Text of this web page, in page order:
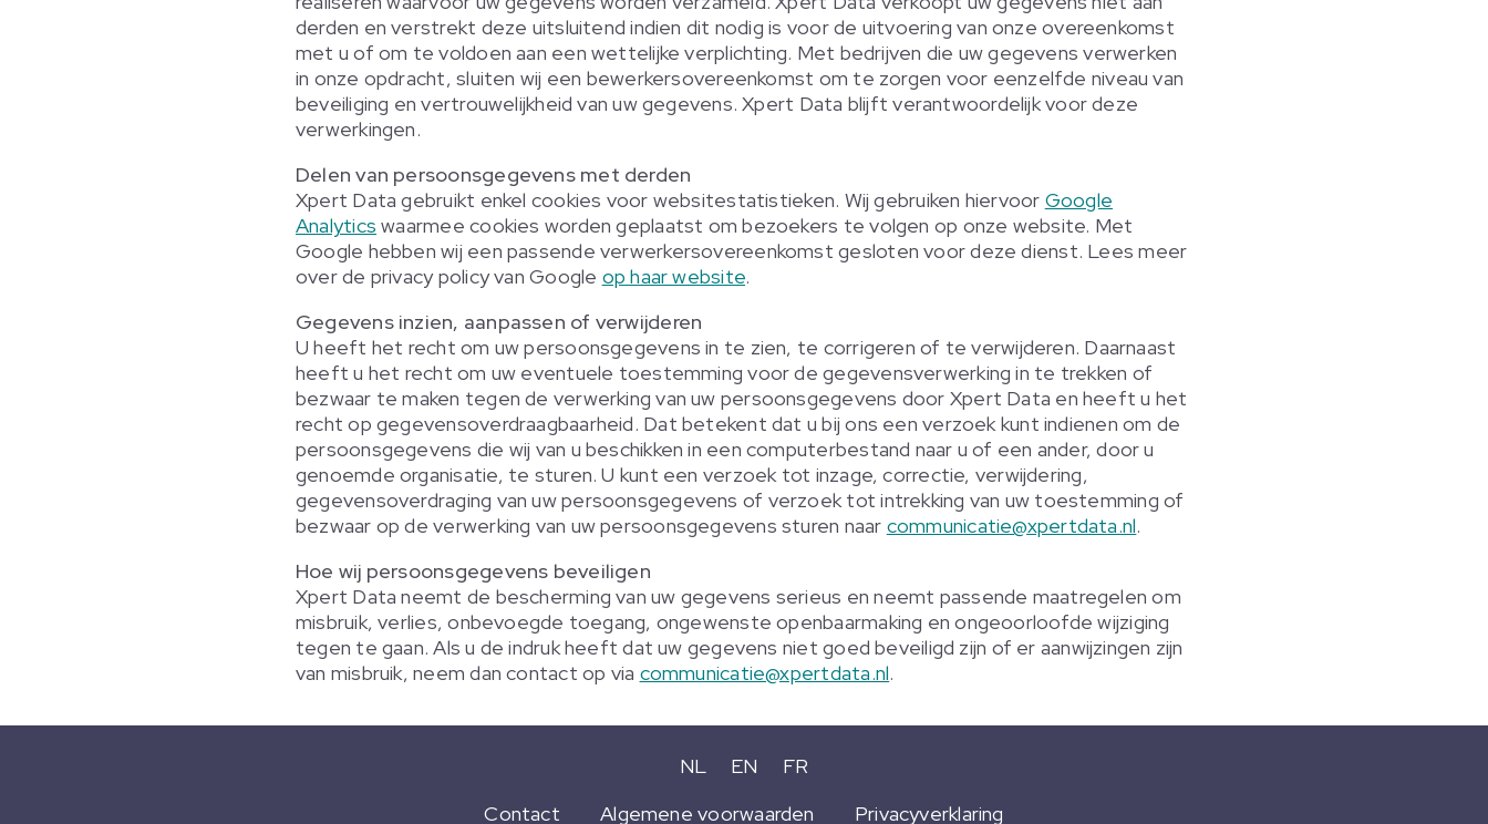
derden en verstrekt deze uitsluitend indien dit nodig is voor de uitvoering van onze overeenkomst
met u of om te voldoen aan een wettelijke verplichting. Met bedrijven die uw gegevens verwerken
in onze opdracht, sluiten wij een bewerkersovereenkomst om te zorgen voor eenzelfde niveau van
beveiliging en vertrouwelijkheid van uw gegevens. Xpert Data blijft verantwoordelijk voor deze
verwerkingen.
Delen van persoonsgegevens met derden
Xpert Data gebruikt enkel cookies voor websitestatistieken. Wij gebruiken hiervoor Google
Analytics waarmee cookies worden geplaatst om bezoekers te volgen op onze website. Met
Google hebben wij een passende verwerkersovereenkomst gesloten voor deze dienst. Lees meer
over de privacy policy van Google op haar website.
Gegevens inzien, aanpassen of verwijderen
U heeft het recht om uw persoonsgegevens in te zien, te corrigeren of te verwijderen. Daarnaast
heeft u het recht om uw eventuele toestemming voor de gegevensverwerking in te trekken of
bezwaar te maken tegen de verwerking van uw persoonsgegevens door Xpert Data en heeft u het
recht op gegevensoverdraagbaarheid. Dat betekent dat u bij ons een verzoek kunt indienen om de
persoonsgegevens die wij van u beschikken in een computerbestand naar u of een ander, door u
genoemde organisatie, te sturen. U kunt een verzoek tot inzage, correctie, verwijdering,
gegevensoverdraging van uw persoonsgegevens of verzoek tot intrekking van uw toestemming of
bezwaar op de verwerking van uw persoonsgegevens sturen naar communicatie@xpertdata.nl.
Hoe wij persoonsgegevens beveiligen
Xpert Data neemt de bescherming van uw gegevens serieus en neemt passende maatregelen om
misbruik, verlies, onbevoegde toegang, ongewenste openbaarmaking en ongeoorloofde wijziging
tegen te gaan. Als u de indruk heeft dat uw gegevens niet goed beveiligd zijn of er aanwijzingen zijn
van misbruik, neem dan contact op via communicatie@xpertdata.nl.
NL EN
FR
Contact
Algemene voorwaarden Privacyverklaring